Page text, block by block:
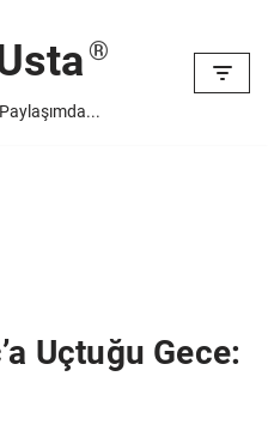
Uçtuğu Gece: